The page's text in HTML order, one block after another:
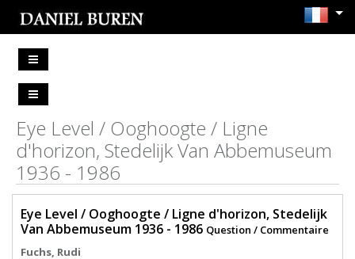
Eye Level / Ooghoogte / Ligne
d'horizon, Stedelijk Van Abbemuseum
1936 - 1986
Eye Level / Ooghoogte / Ligne d'horizon, Stedelijk
Van Abbemuseum 1936 - 1986 Question / Commentaire
Fuchs, Rudi